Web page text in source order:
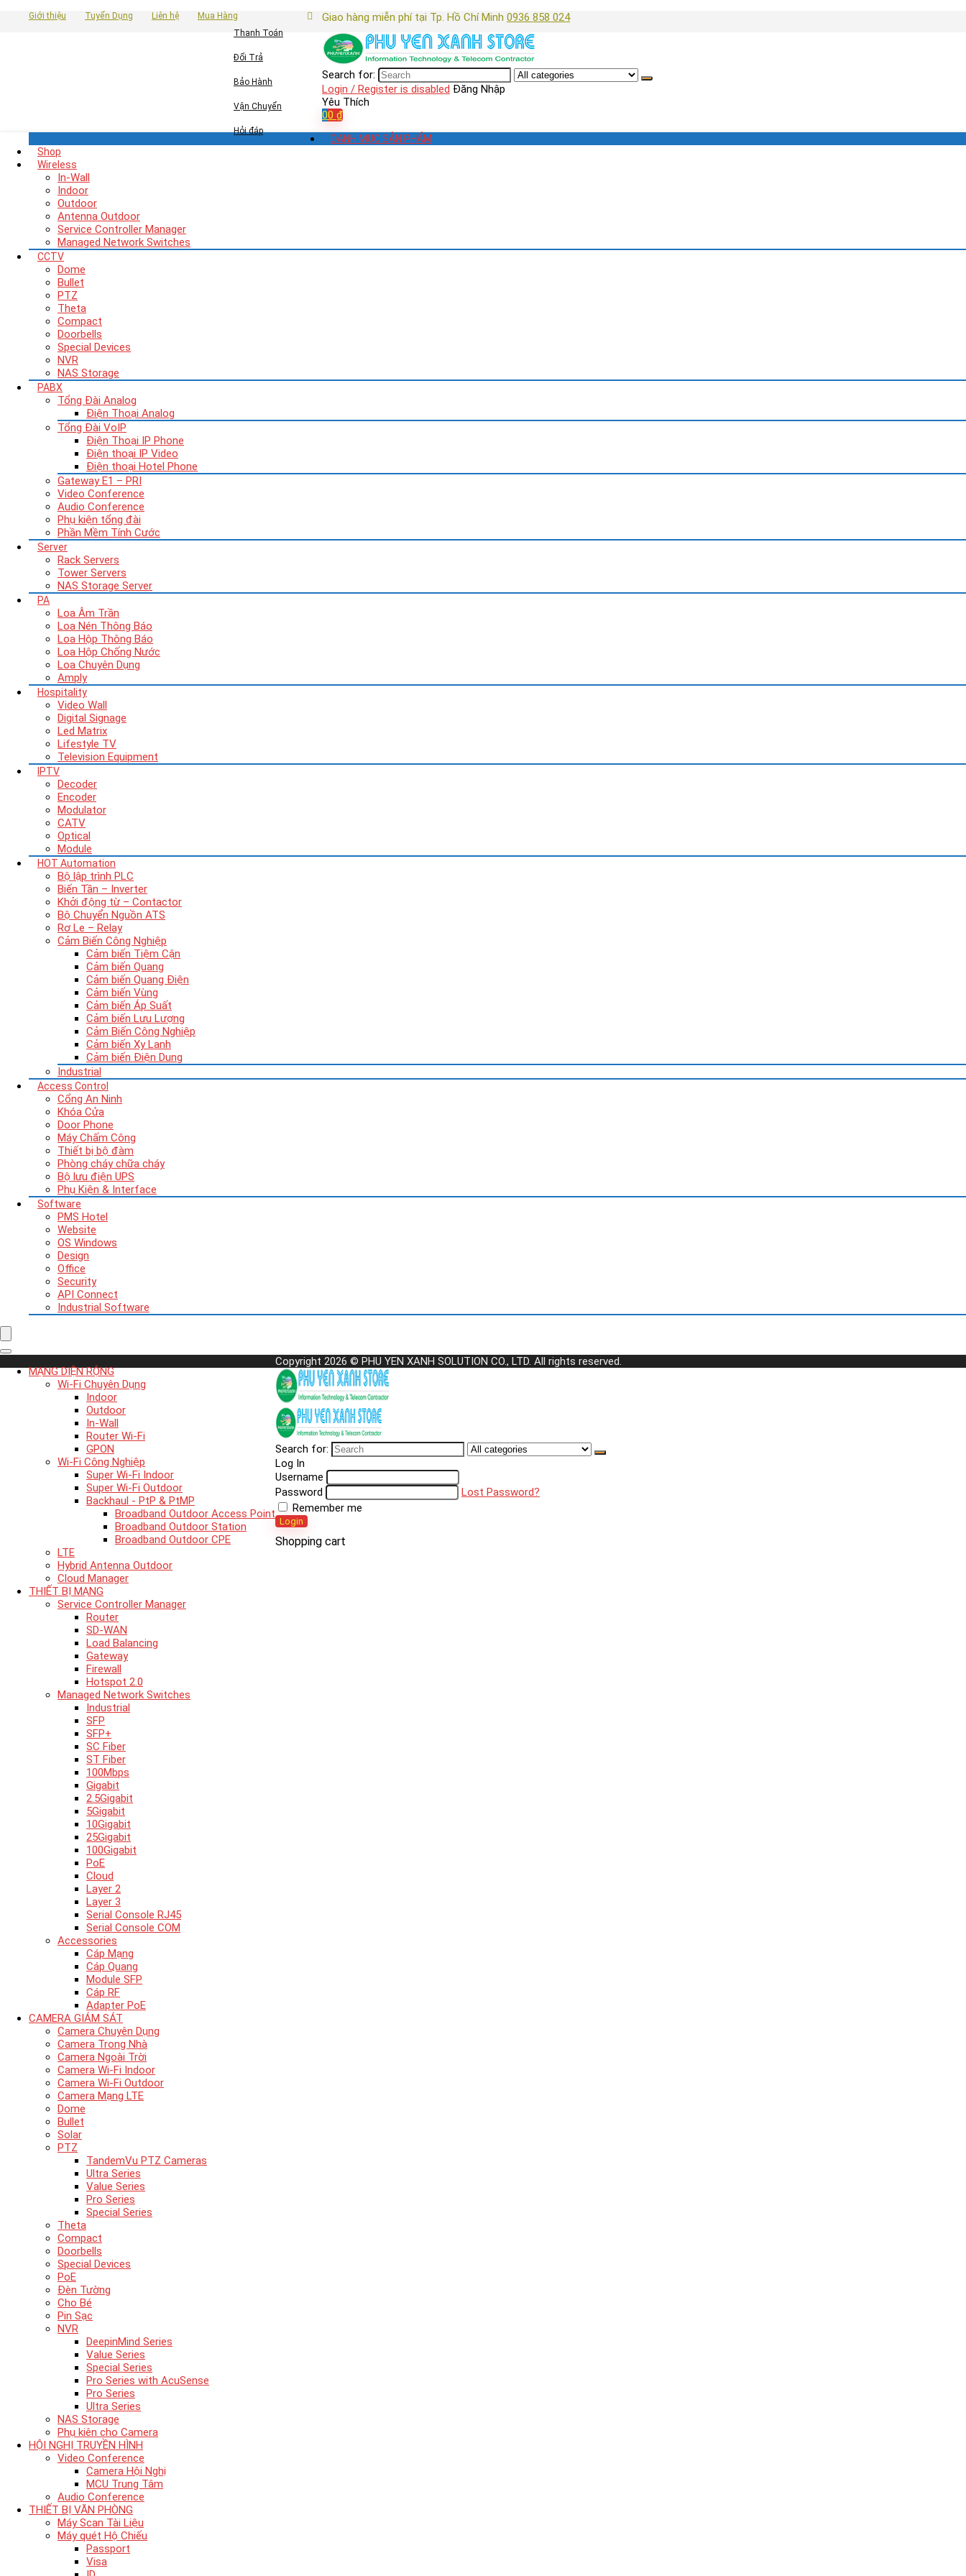
Giới thiệu Tuyển Dụng Liên hệ
Mua Hàng
Thanh Toán
Đổi Trả
Bảo Hành
Vận Chuyển
Hỏi đáp
Giao hàng miễn phí tại Tp. Hồ Chí Minh 0936 858 024
Search for:
Login / Register is disabled Đăng Nhập
Yêu Thích
00 ₫
DANH MỤC SẢN PHẨM
Shop
Wireless
In-Wall
Indoor
Outdoor
Antenna Outdoor
Service Controller Manager
Managed Network Switches
CCTV
Dome
Bullet
PTZ
Theta
Compact
Doorbells
Special Devices
NVR
NAS Storage
PABX
Tổng Đài Analog
Điện Thoại Analog
Tổng Đài VoIP
Điện Thoại IP Phone
Điện thoại IP Video
Điện thoại Hotel Phone
Gateway E1 – PRI
Video Conference
Audio Conference
Phụ kiện tổng đài
Phần Mềm Tính Cước
Server
Rack Servers
Tower Servers
NAS Storage Server
PA
Loa Âm Trần
Loa Nén Thông Báo
Loa Hộp Thông Báo
Loa Hộp Chống Nước
Loa Chuyên Dụng
Amply
Hospitality
Video Wall
Digital Signage
Led Matrix
Lifestyle TV
Television Equipment
IPTV
Decoder
Encoder
Modulator
CATV
Optical
Module
HOT Automation
Bộ lập trình PLC
Biến Tần – Inverter
Khởi động từ – Contactor
Bộ Chuyển Nguồn ATS
Rơ Le – Relay
Cảm Biến Công Nghiệp
Cảm biến Tiệm Cận
Cảm biến Quang
Cảm biến Quang Điện
Cảm biến Vùng
Cảm biến Áp Suất
Cảm biến Lưu Lượng
Cảm Biến Công Nghiệp
Cảm biến Xy Lanh
Cảm biến Điện Dung
Industrial
Access Control
Cổng An Ninh
Khóa Cửa
Door Phone
Máy Chấm Công
Thiết bị bộ đàm
Phòng cháy chữa cháy
Bộ lưu điện UPS
Phụ Kiện & Interface
Software
PMS Hotel
Website
OS Windows
Design
Office
Security
API Connect
Industrial Software
MẠNG DIỆN RỘNG
Wi-Fi Chuyên Dụng
Indoor
Outdoor
In-Wall
Router Wi-Fi
GPON
Wi-Fi Công Nghiệp
Super Wi-Fi Indoor
Super Wi-Fi Outdoor
Backhaul - PtP & PtMP
Broadband Outdoor Access Point
Broadband Outdoor Station
Broadband Outdoor CPE
LTE
Hybrid Antenna Outdoor
Cloud Manager
THIẾT BỊ MẠNG
Service Controller Manager
Router
SD-WAN
Load Balancing
Gateway
Firewall
Hotspot 2.0
Managed Network Switches
Industrial
SFP
SFP+
SC Fiber
ST Fiber
100Mbps
Gigabit
2.5Gigabit
5Gigabit
10Gigabit
25Gigabit
100Gigabit
PoE
Cloud
Layer 2
Layer 3
Serial Console RJ45
Serial Console COM
Accessories
Cáp Mạng
Cáp Quang
Module SFP
Cáp RF
Adapter PoE
CAMERA GIÁM SÁT
Camera Chuyên Dụng
Camera Trong Nhà
Camera Ngoài Trời
Camera Wi-Fi Indoor
Camera Wi-Fi Outdoor
Camera Mạng LTE
Dome
Bullet
Solar
PTZ
TandemVu PTZ Cameras
Ultra Series
Value Series
Pro Series
Special Series
Theta
Compact
Doorbells
Special Devices
PoE
Đèn Tường
Cho Bé
Pin Sạc
NVR
DeepinMind Series
Value Series
Special Series
Pro Series with AcuSense
Pro Series
Ultra Series
NAS Storage
Phụ kiên cho Camera
HỘI NGHỊ TRUYỀN HÌNH
Video Conference
Camera Hội Nghị
MCU Trung Tâm
Audio Conference
THIẾT BỊ VĂN PHÒNG
Máy Scan Tài Liệu
Máy quét Hộ Chiếu
Passport
Visa
Copyright 2026 © PHU YEN XANH SOLUTION CO., LTD. All rights reserved.
Search for:
Log In
Username
Password
Lost Password?
Remember me
Login
Shopping cart